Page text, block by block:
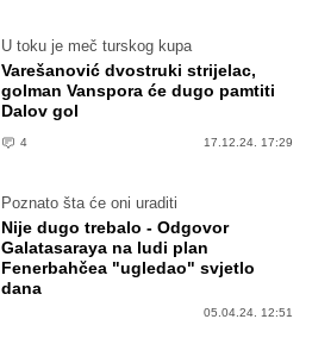
U toku je meč turskog kupa
Varešanović dvostruki strijelac,
golman Vanspora će dugo pamtiti
Dalov gol
4 17.12.24. 17:29
Poznato šta će oni uraditi
Nije dugo trebalo - Odgovor
Galatasaraya na ludi plan
Fenerbahčea "ugledao" svjetlo
dana
05.04.24. 12:51